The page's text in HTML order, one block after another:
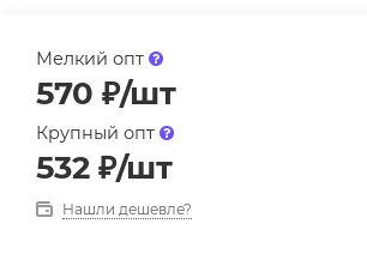
Мелкий опт
570 ₽/шт
Крупный опт
532 ₽/шт
Нашли дешевле?